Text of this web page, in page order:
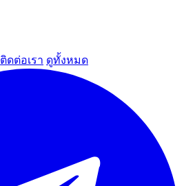
ติดต่อเรา ดูทั้งหมด